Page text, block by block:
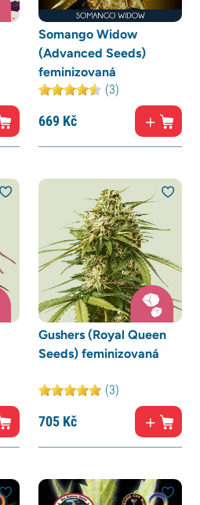
Somango Widow
(Advanced Seeds)
feminizovaná
(3)
669Kč
Gushers (Royal Queen
Seeds) feminizovaná
(3)
705Kč